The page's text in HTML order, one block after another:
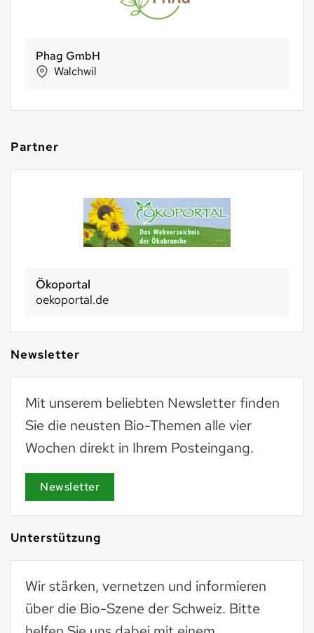
Phag GmbH
Walchwil
Partner
Ökoportal
oekoportal.de
Newsletter
Mit unserem beliebten Newsletter finden
Sie die neusten Bio-Themen alle vier
Wochen direkt in Ihrem Posteingang.
Newsletter
Unterstützung
Wir stärken, vernetzen und informieren
über die Bio-Szene der Schweiz. Bitte